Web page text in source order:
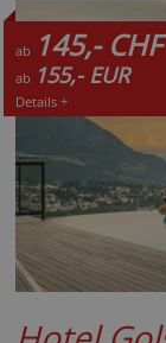
ab 145,- CHF
ab 155,- EUR
Details +